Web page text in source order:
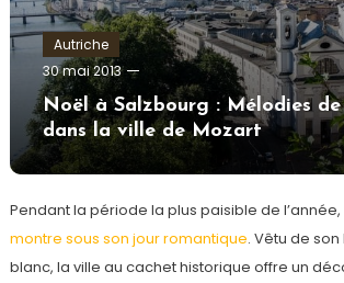
Autriche
30 mai 2013
admin
Noël à Salzbourg : Mélodies de
dans la ville de Mozart
Pendant la période la plus paisible de l’année,
montre sous son jour romantique. Vêtu de
blanc, la ville au cachet historique offre un